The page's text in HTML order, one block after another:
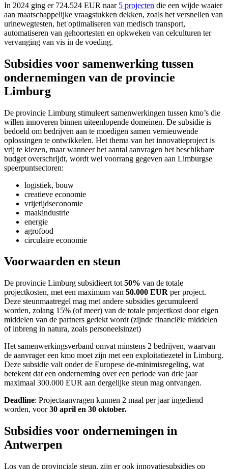
In 2024 ging er 724.524 EUR naar 5 projecten die een wijde waaier
aan maatschappelijke vraagstukken dekken, zoals het versnellen van
urinewegtesten, het optimaliseren van medisch transport,
automatiseren van gehoortesten en opkweken van celculturen ter
vervanging van vis in de voeding.
Subsidies voor samenwerking tussen
ondernemingen van de provincie
Limburg
De provincie Limburg stimuleert samenwerkingen tussen kmo’s die
willen innoveren binnen uiteenlopende domeinen. De subsidie is
bedoeld om bedrijven aan te moedigen samen vernieuwende
oplossingen te ontwikkelen. Het thema van het innovatieproject is
vrij te kiezen, maar wanneer het aantal aanvragen het beschikbare
budget overschrijdt, wordt wel voorrang gegeven aan Limburgse
speerpuntsectoren:
logistiek, bouw
creatieve economie
vrijetijdseconomie
maakindustrie
energie
agrofood
circulaire economie
Voorwaarden en steun
De provincie Limburg subsidieert tot 50% van de totale
projectkosten, met een maximum van 50.000 EUR per project.
Deze steunmaatregel mag met andere subsidies gecumuleerd
worden, zolang 15% (of meer) van de totale projectkost door eigen
middelen van de partners gedekt wordt (zijnde financiële middelen
of inbreng in natura, zoals personeelsinzet)
Het samenwerkingsverband omvat minstens 2 bedrijven, waarvan
de aanvrager een kmo moet zijn met een exploitatiezetel in Limburg.
Deze subsidie valt onder de Europese de-minimisregeling, wat
betekent dat een onderneming over een periode van drie jaar
maximaal 300.000 EUR aan dergelijke steun mag ontvangen.
Deadline: Projectaanvragen kunnen 2 maal per jaar ingediend
worden, voor30 april en 30 oktober.
Subsidies voor ondernemingen in
Antwerpen
Los van de provinciale steun, zijn er ook innovatiesubsidies op